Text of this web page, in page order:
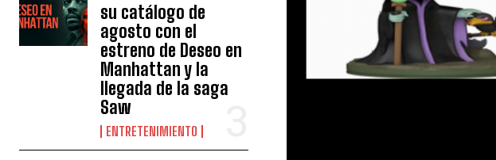
su catálogo de
agosto con el
estreno de Deseo en
Manhattan y la
llegada de la saga
Saw
ENTRETENIMIENTO